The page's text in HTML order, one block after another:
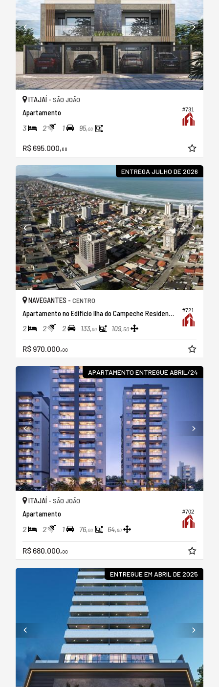
#731
ITAJAÍ - SÃO JOÃO
Apartamento
3 2 1 95,00
R$ 695.000,00
ENTREGA JULHO DE 2026
#721
NAVEGANTES - CENTRO
Apartamento no Edifício Ilha do Campeche Residencial
2 2 2 133,00 109,50
R$ 970.000,00
APARTAMENTO ENTREGUE ABRIL/24
#702
ITAJAÍ - SÃO JOÃO
Apartamento
2 2 1 76,00 64,00
R$ 680.000,00
ENTREGUE EM ABRIL DE 2025